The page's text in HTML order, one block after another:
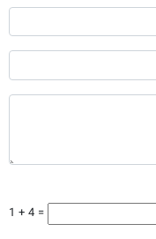
1 + 4 =